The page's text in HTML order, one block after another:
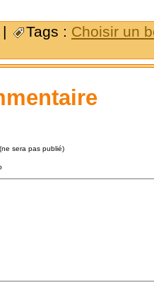
| Tags : Choisir un
sera pas publié)